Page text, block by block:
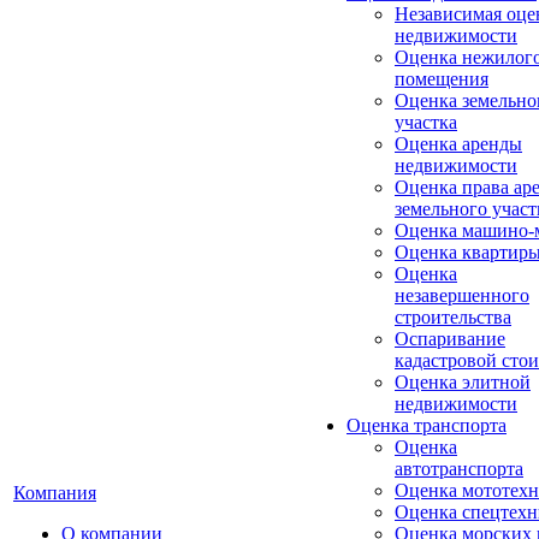
Компания
О компании
Независимая
недвижимости
Оценка
помещения
Оценка
участка
Оценка аренды
недвижимости
Оценка права
земельного
Оценка машино-
Оценка
Оценка
незавершенного
строительства
Оспаривание
кадастровой
Оценка элитной
недвижимости
Оценка транспорта
Оценка
автотранспорта
Оценка
Оценка
Оценка морских